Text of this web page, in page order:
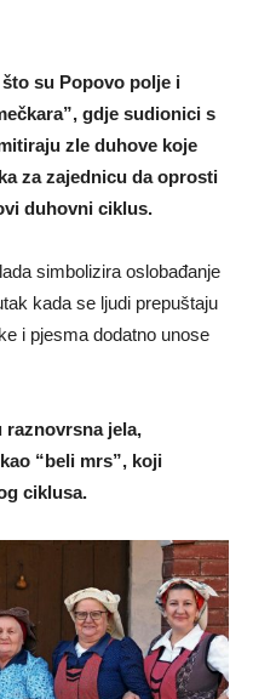
su Popovo polje i
gdje sudionici s
zle duhove koje
za zajednicu da oprosti
duhovni ciklus.
simbolizira oslobađanje
kada se ljudi prepuštaju
i pjesma dodatno unose
raznovrsna jela,
“beli mrs”, koji
ciklusa.